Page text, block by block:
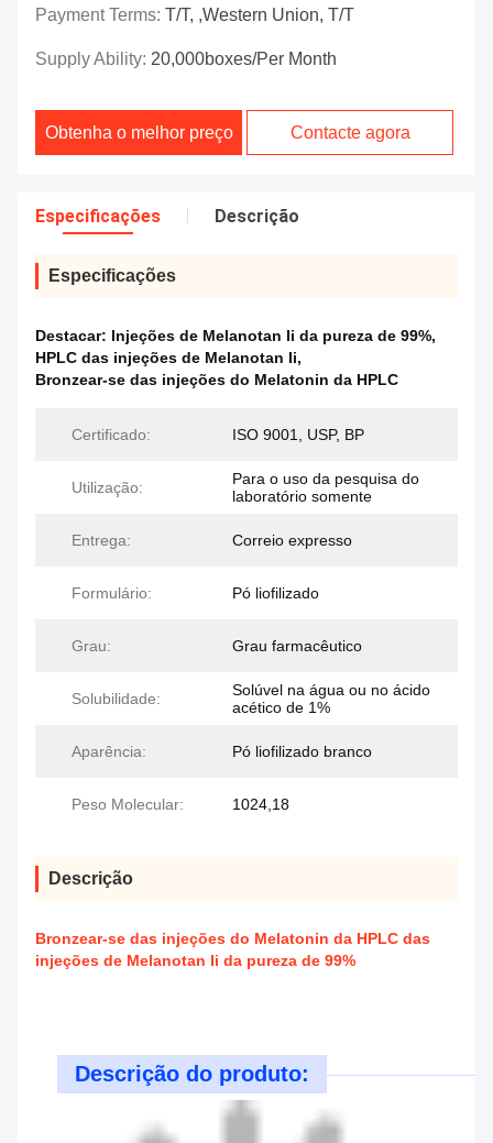
Payment Terms: T/T, ,Western Union, T/T
Supply Ability: 20,000boxes/per Month
Obtenha o melhor preço Contacte agora
Especificações Descrição
Especificações
Destacar: Injeções de Melanotan Ii da pureza de 99%,
HPLC das injeções de Melanotan Ii,
Bronzear-se das injeções do Melatonin da HPLC
Certificado: ISO 9001, USP, BP
Utilização:
Para o uso da pesquisa do
laboratório somente
Entrega: Correio expresso
Formulário: Pó liofilizado
Grau: Grau farmacêutico
Solubilidade:
Solúvel na água ou no ácido
acético de 1%
Aparência: Pó liofilizado branco
Peso Molecular: 1024,18
Descrição
Bronzear-se das injeções do Melatonin da HPLC das
injeções de Melanotan Ii da pureza de 99%
Descrição do produto: